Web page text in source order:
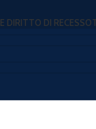
DIRITTO DI RECESSO